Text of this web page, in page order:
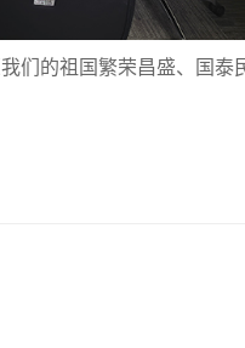
们的祖国繁荣昌盛、国泰